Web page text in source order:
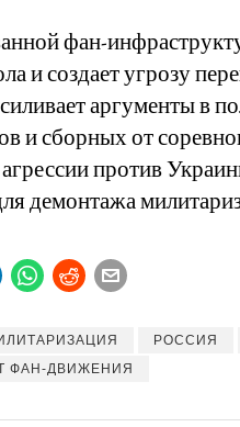
фан-
и создает угрозу
аргументы в
и сборных от
против
демонтажа
РОССИЯ
ФАН-ДВИЖЕНИЯ